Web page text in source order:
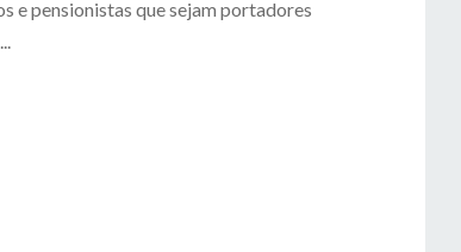
e pensionistas que sejam portadores